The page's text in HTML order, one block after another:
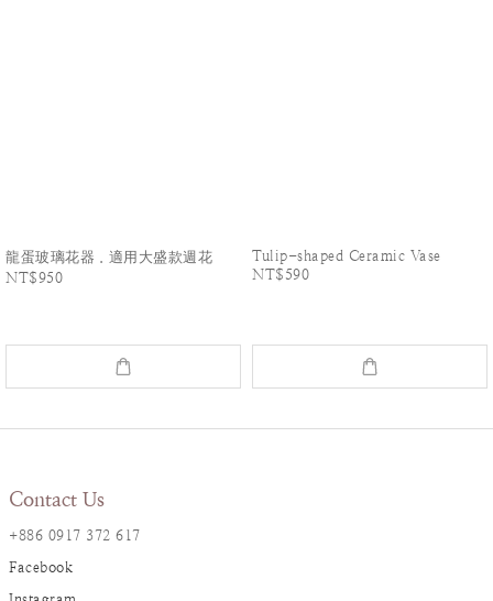
龍蛋玻璃花器．適用大盛款週花
NT$950
Tulip-shaped Ceramic Vase
NT$590
Contact Us
+886 0917 372 617
Facebook